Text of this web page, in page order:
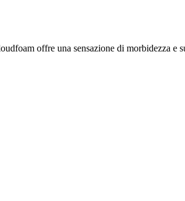
offre una sensazione di morbidezza e